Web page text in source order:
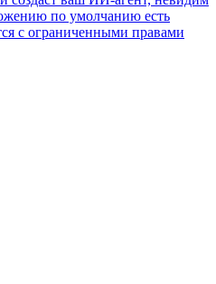
по умолчанию есть
с ограниченными правами